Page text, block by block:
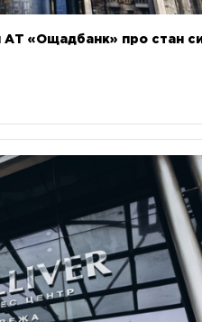
АТ «Ощадбанк» про стан